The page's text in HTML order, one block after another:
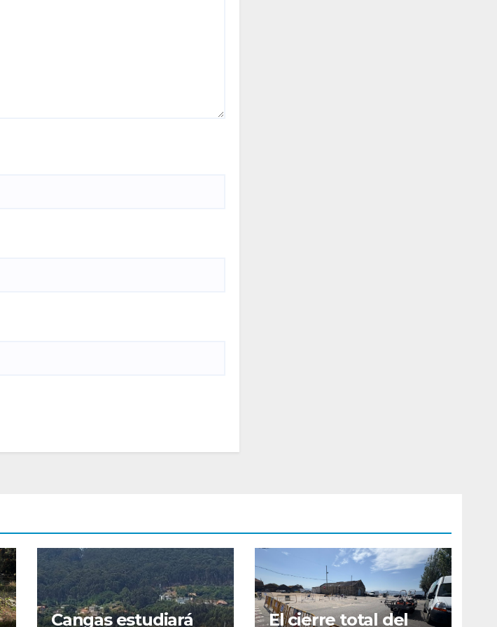
Cangas estudiará El cierre total del